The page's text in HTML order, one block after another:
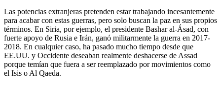
Las potencias extranjeras pretenden estar trabajando incesantemente
para acabar con estas guerras, pero solo buscan la paz en sus propios
términos. En Siria, por ejemplo, el presidente Bashar al-Ásad, con
fuerte apoyo de Rusia e Irán, ganó militarmente la guerra en 2017-
2018. En cualquier caso, ha pasado mucho tiempo desde que
EE.UU. y Occidente deseaban realmente deshacerse de Assad
porque temían que fuera a ser reemplazado por movimientos como
el Isis o Al Qaeda.